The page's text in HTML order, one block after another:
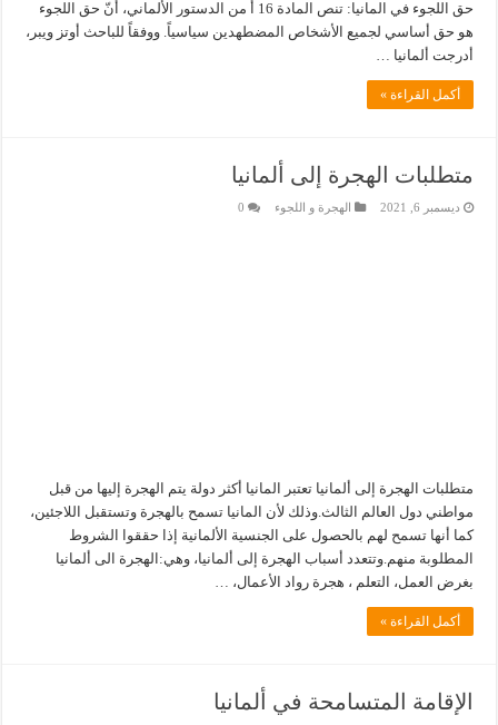
حق اللجوء في المانيا: تنص المادة 16 أ من الدستور الألماني، أنّ حق اللجوء
هو حق أساسي لجميع الأشخاص المضطهدين سياسياً. ووفقاً للباحث أوتز ويبر،
أدرجت ألمانيا …
أكمل القراءة »
متطلبات الهجرة إلى ألمانيا
ديسمبر 6, 2021 الهجرة و اللجوء 0
متطلبات الهجرة إلى ألمانيا تعتبر المانيا أكثر دولة يتم الهجرة إليها من قبل
مواطني دول العالم الثالث.وذلك لأن المانيا تسمح بالهجرة وتستقبل اللاجئين،
كما أنها تسمح لهم بالحصول على الجنسية الألمانية إذا حققوا الشروط
المطلوبة منهم.وتتعدد أسباب الهجرة إلى ألمانيا، وهي:الهجرة الى ألمانيا
بغرض العمل، التعلم ، هجرة رواد الأعمال، …
أكمل القراءة »
الإقامة المتسامحة في ألمانيا